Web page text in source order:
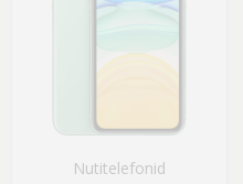
Nutitelefonid